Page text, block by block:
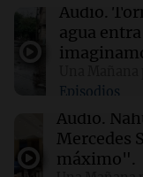
Chipre
Europa en
02:13 Mundo
Más de
ante la
Audio.
agua
Episodios
Audio.
Mercedes
máximo".